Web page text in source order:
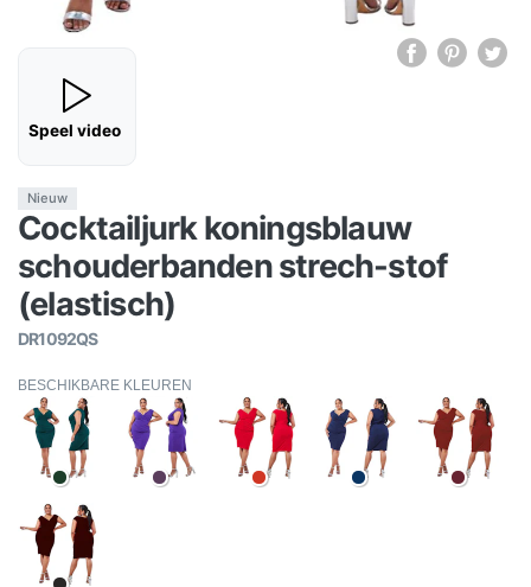
Speel video
Nieuw
Cocktailjurk koningsblauw
schouderbanden strech-stof
(elastisch)
DR1092QS
BESCHIKBARE KLEUREN